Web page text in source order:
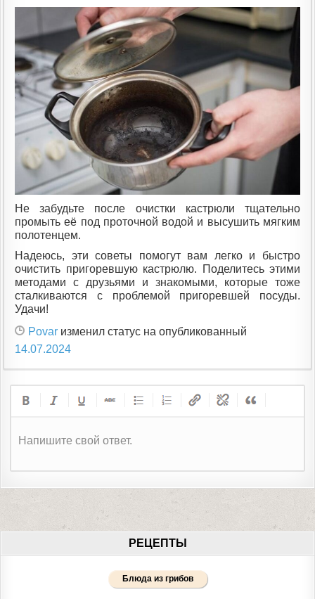
Не забудьте после очистки кастрюли тщательно
промыть её под проточной водой и высушить мягким
полотенцем.
Надеюсь, эти советы помогут вам легко и быстро
очистить пригоревшую кастрюлю. Поделитесь этими
методами с друзьями и знакомыми, которые тоже
сталкиваются с проблемой пригоревшей посуды.
Удачи!
Povar изменил статус на опубликованный
14.07.2024
Напишите свой ответ.
РЕЦЕПТЫ
Блюда из грибов